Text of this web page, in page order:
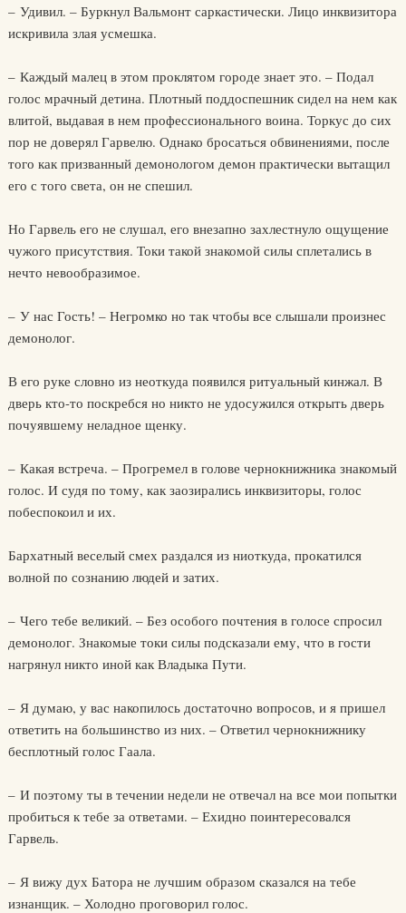
– Удивил. – Буркнул Вальмонт саркастически. Лицо инквизитора
искривила злая усмешка.
– Каждый малец в этом проклятом городе знает это. – Подал
голос мрачный детина. Плотный поддоспешник сидел на нем как
влитой, выдавая в нем профессионального воина. Торкус до сих
пор не доверял Гарвелю. Однако бросаться обвинениями, после
того как призванный демонологом демон практически вытащил
его с того света, он не спешил.
Но Гарвель его не слушал, его внезапно захлестнуло ощущение
чужого присутствия. Токи такой знакомой силы сплетались в
нечто невообразимое.
– У нас Гость! – Негромко но так чтобы все слышали произнес
демонолог.
В его руке словно из неоткуда появился ритуальный кинжал. В
дверь кто-то поскребся но никто не удосужился открыть дверь
почуявшему неладное щенку.
– Какая встреча. – Прогремел в голове чернокнижника знакомый
голос. И судя по тому, как заозирались инквизиторы, голос
побеспокоил и их.
Бархатный веселый смех раздался из ниоткуда, прокатился
волной по сознанию людей и затих.
– Чего тебе великий. – Без особого почтения в голосе спросил
демонолог. Знакомые токи силы подсказали ему, что в гости
нагрянул никто иной как Владыка Пути.
– Я думаю, у вас накопилось достаточно вопросов, и я пришел
ответить на большинство из них. – Ответил чернокнижнику
бесплотный голос Гаала.
– И поэтому ты в течении недели не отвечал на все мои попытки
пробиться к тебе за ответами. – Ехидно поинтересовался
Гарвель.
– Я вижу дух Батора не лучшим образом сказался на тебе
изнанщик. – Холодно проговорил голос.